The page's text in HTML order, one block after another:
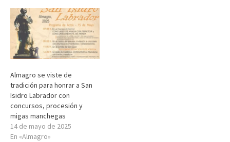
Almagro se viste de
tradición para honrar a San
Isidro Labrador con
concursos, procesión y
migas manchegas
14 de mayo de 2025
En «Almagro»